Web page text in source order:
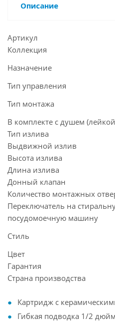
Описание
Артикул
Коллекция
Назначение
Тип управления
Тип монтажа
В комплекте с душем
Тип излива
Выдвижной излив
Высота излива
Длина излива
Донный клапан
Количество монтажных
Переключатель на
посудомоечную машину
Стиль
Цвет
Гарантия
Страна производства
Картридж с
Гибкая подводка 1/2